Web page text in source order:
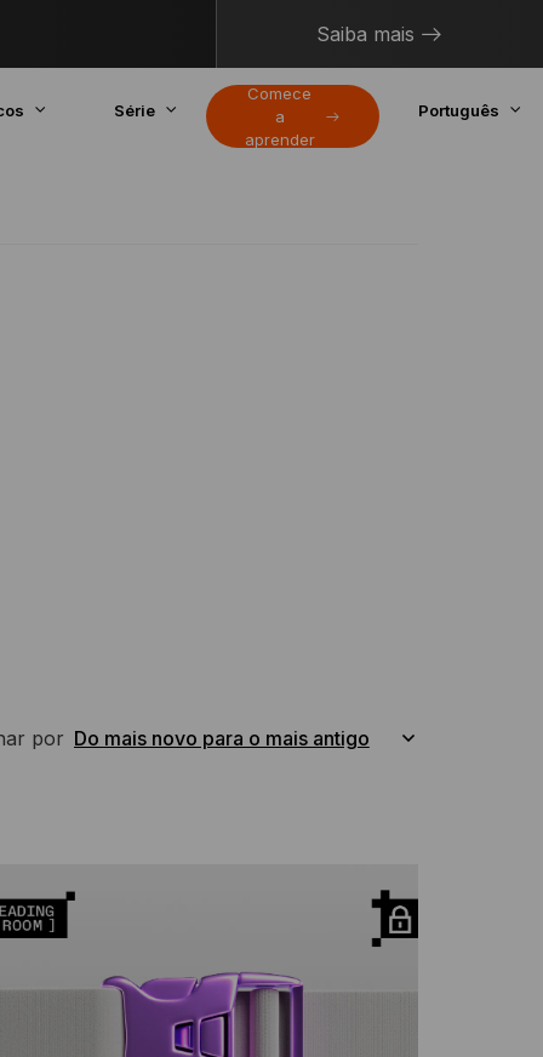
Saiba mais
Série
Comece
a
aprender
Português
por